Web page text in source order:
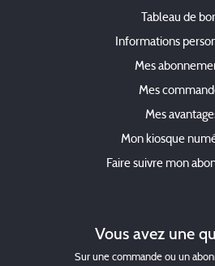
Tableau de
Informations
Mes
Mes
Mes
Mon kiosque
Faire suivre mon
Vous avez une
Sur une commande ou un